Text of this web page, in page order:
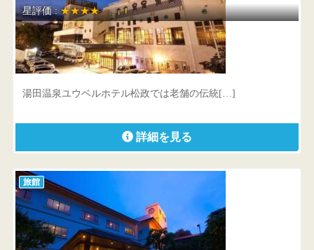
星評価 :★★★★
湯田温泉ユウベルホテル松政
山口県 山口市湯田温泉3丁目5-8
湯田温泉ユウベルホテル松政では老舗の伝統[…]
詳細を見る
旅館